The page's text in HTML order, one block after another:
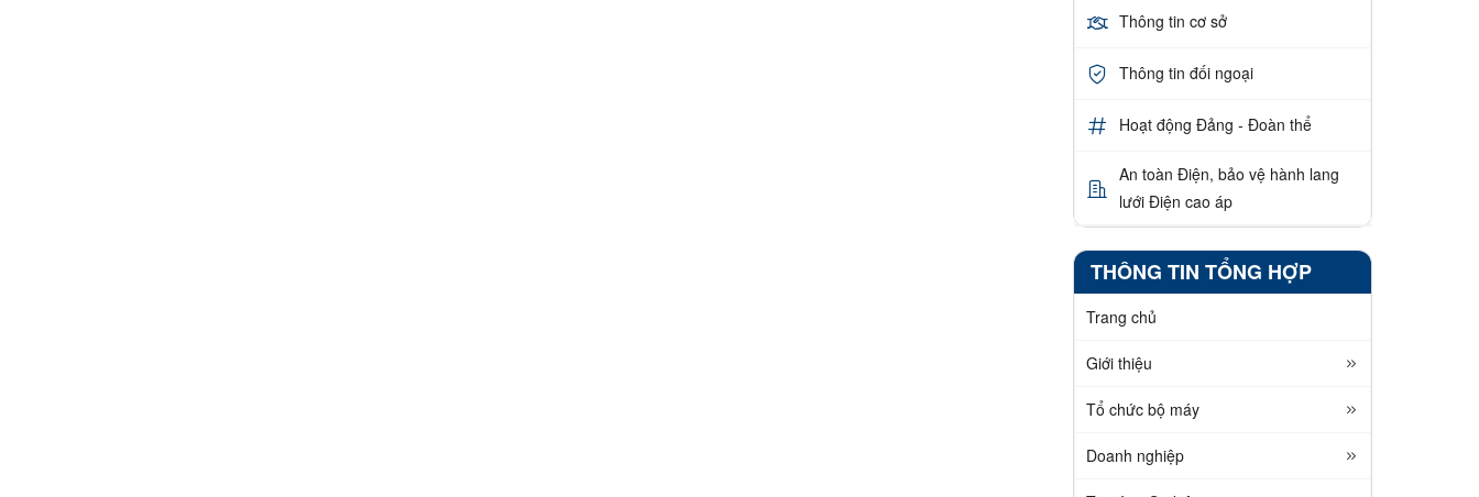
Thông tin cơ sở
Thông tin đối ngoại
Hoạt động Đảng - Đoàn thể
An toàn Điện, bảo vệ hành lang
lưới Điện cao áp
THÔNG TIN TỔNG HỢP
Trang chủ
Giới thiệu
Tổ chức bộ máy
Doanh nghiệp